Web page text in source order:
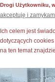
Drogi Użytkowniku,
akceptuję i
Ich celem jest
dotyczących
na ten temat